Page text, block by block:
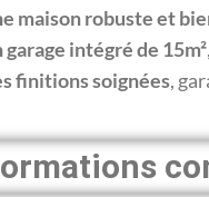
maison robuste et
garage intégré de 15m²
finitions soignées,